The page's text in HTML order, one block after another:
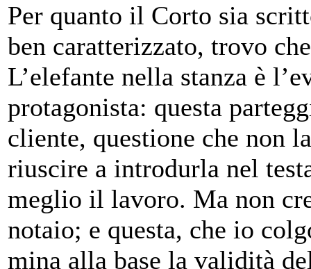
Per quanto il Corto sia
ben caratterizzato, trovo
L’elefante nella stanza è
protagonista: questa
cliente, questione che non
riuscire a introdurla nel
meglio il lavoro. Ma non
notaio; e questa, che io
mina alla base la validità